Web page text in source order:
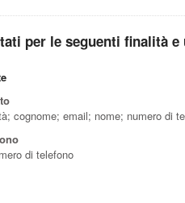
per le seguenti finalità
cognome; email; nome; numero di
di telefono